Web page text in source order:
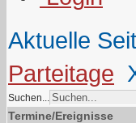
Aktuelle
Parteitage
Suchen...
Termine/Ereignisse